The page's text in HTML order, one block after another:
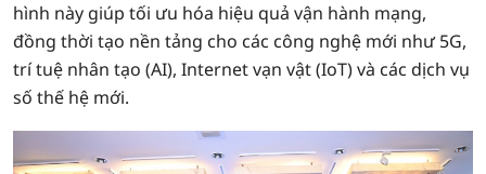
hình này giúp tối ưu hóa hiệu quả vận hành mạng,
đồng thời tạo nền tảng cho các công nghệ mới như 5G,
trí tuệ nhân tạo (AI), Internet vạn vật (IoT) và các dịch vụ
số thế hệ mới.